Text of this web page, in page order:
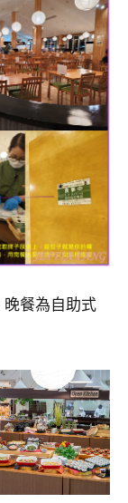
晚餐為自助式